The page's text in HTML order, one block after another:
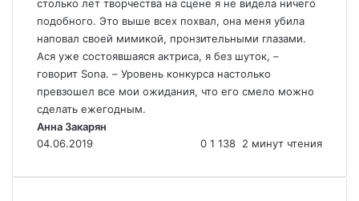
столько лет творчества на сцене я не видела ничего
подобного. Это выше всех похвал, она меня убила
наповал своей мимикой, пронзительными глазами.
Ася уже состоявшаяся актриса, я без шуток, –
говорит Sona. – Уровень конкурса настолько
превзошел все мои ожидания, что его смело можно
сделать ежегодным.
Анна Закарян
04.06.2019
0 1 138 2 минут чтения